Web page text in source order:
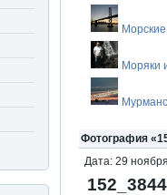
Моряки
Фотография
Дата: 29